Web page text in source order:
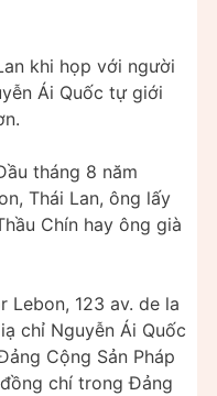
khi họp với người
Ái Quốc tự giới
tháng 8 năm
Thái Lan, ông lấy
Chín hay ông già
Lebon, 123 av. de la
chỉ Nguyễn Ái Quốc
Cộng Sản Pháp
chí trong Đảng